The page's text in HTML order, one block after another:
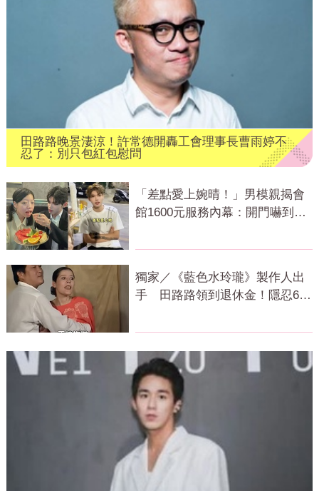
田路路晚景淒涼！許常德開轟工會理事長曹雨婷不
忍了：別只包紅包慰問
「差點愛上婉晴！」男模親揭會
館1600元服務內幕：開門嚇到險
獨家／《藍色水玲瓏》製作人出
手 田路路領到退休金！隱忍6年